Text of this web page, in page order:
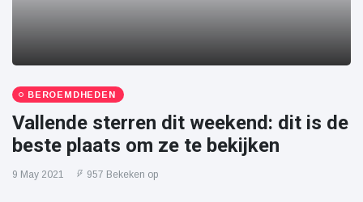
BEROEMDHEDEN
Vallende sterren dit weekend: dit is de
beste plaats om ze te bekijken
9 May 2021 957 Bekeken op